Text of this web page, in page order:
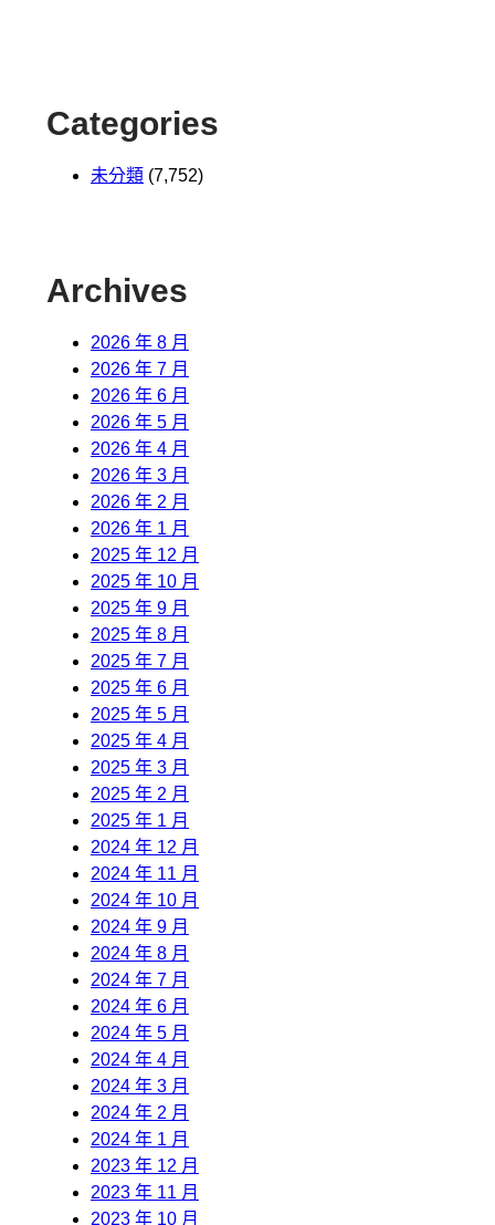
Categories
未分類 (7,752)
Archives
2026 年 8 月
2026 年 7 月
2026 年 6 月
2026 年 5 月
2026 年 4 月
2026 年 3 月
2026 年 2 月
2026 年 1 月
2025 年 12 月
2025 年 10 月
2025 年 9 月
2025 年 8 月
2025 年 7 月
2025 年 6 月
2025 年 5 月
2025 年 4 月
2025 年 3 月
2025 年 2 月
2025 年 1 月
2024 年 12 月
2024 年 11 月
2024 年 10 月
2024 年 9 月
2024 年 8 月
2024 年 7 月
2024 年 6 月
2024 年 5 月
2024 年 4 月
2024 年 3 月
2024 年 2 月
2024 年 1 月
2023 年 12 月
2023 年 11 月
2023 年 10 月